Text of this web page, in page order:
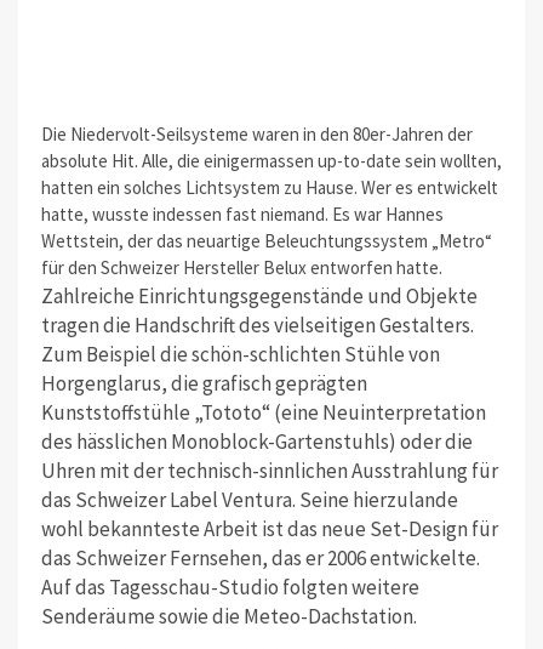
Die Niedervolt-Seilsysteme waren in den 80er-Jahren der
absolute Hit. Alle, die einigermassen up-to-date sein wollten,
hatten ein solches Lichtsystem zu Hause. Wer es entwickelt
hatte, wusste indessen fast niemand. Es war Hannes
Wettstein, der das neuartige Beleuchtungssystem „Metro“
für den Schweizer Hersteller Belux entworfen hatte.
Zahlreiche Einrichtungsgegenstände und Objekte
tragen die Handschrift des vielseitigen Gestalters.
Zum Beispiel die schön-schlichten Stühle von
Horgenglarus, die grafisch geprägten
Kunststoffstühle „Tototo“ (eine Neuinterpretation
des hässlichen Monoblock-Gartenstuhls) oder die
Uhren mit der technisch-sinnlichen Ausstrahlung für
das Schweizer Label Ventura. Seine hierzulande
wohl bekannteste Arbeit ist das neue Set-Design für
das Schweizer Fernsehen, das er 2006 entwickelte.
Auf das Tagesschau-Studio folgten weitere
Senderäume sowie die Meteo-Dachstation.